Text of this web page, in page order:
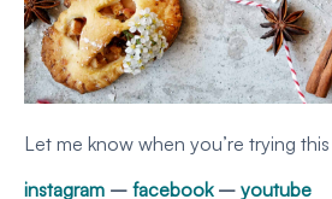
Let me know when you’re trying
instagram – facebook– youtube